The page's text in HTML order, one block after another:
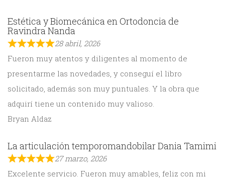
Estética y Biomecánica en Ortodoncia de
Ravindra Nanda
28 abril, 2026
Fueron muy atentos y diligentes al momento de
presentarme las novedades, y conseguí el libro
solicitado, además son muy puntuales. Y la obra que
adquirí tiene un contenido muy valioso.
Bryan Aldaz
La articulación temporomandobilar Dania Tamimi
27 marzo, 2026
Excelente servicio. Fueron muy amables, feliz con mi